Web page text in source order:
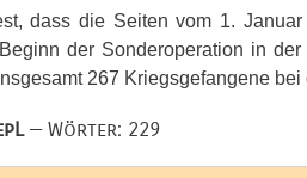
dass die Seiten vom 1.
der Sonderoperation in
267 Kriegsgefangene
— Wörter: 229